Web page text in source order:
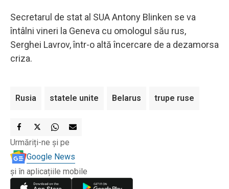
Secretarul de stat al SUA Antony Blinken se va
întâlni vineri la Geneva cu omologul său rus,
Serghei Lavrov, într-o altă încercare de a dezamorsa
criza.
Rusia statele unite Belarus trupe ruse
Urmăriți-ne și pe
Google News
și în aplicațiile mobile